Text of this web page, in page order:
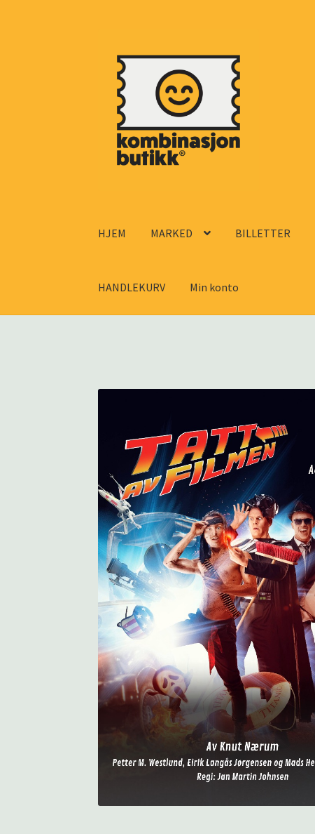
navigasjon
innhold
HJEM MARKED BILLETTER
HANDLEKURV Min konto